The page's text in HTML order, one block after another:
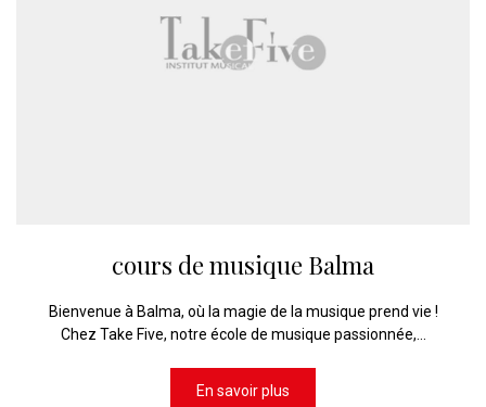
cours de musique Balma
Bienvenue à Balma, où la magie de la musique prend vie !
Chez Take Five, notre école de musique passionnée,...
En savoir plus